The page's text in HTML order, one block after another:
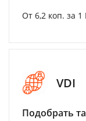
От 6,2 коп. за 1
VDI
Подобрать